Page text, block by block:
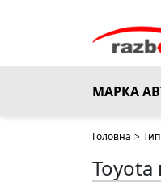
МАРКА
Головна >
Toyota